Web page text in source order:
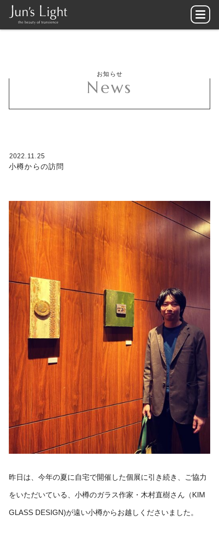
お知らせ
News
2022.11.25
小樽からの訪問
昨日は、今年の夏に自宅で開催した個展に引き続き、ご協力
をいただいている、小樽のガラス作家・木村直樹さん（KIM
GLASS DESIGN)が遠い小樽からお越しくださいました。